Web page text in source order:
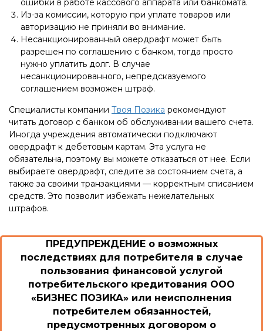
Из-за комиссии, которую при уплате товаров или
авторизацию не приняли во внимание.
Несанкционированный овердрафт может быть
разрешен по соглашению с банком, тогда просто
нужно уплатить долг. В случае
несанкционированного, непредсказуемого
соглашением возможен штраф.
Специалисты компании Твоя Позика рекомендуют
читать договор с банком об обслуживании вашего счета.
Иногда учреждения автоматически подключают
овердрафт к дебетовым картам. Эта услуга не
обязательна, поэтому вы можете отказаться от нее. Если
выбираете овердрафт, следите за состоянием счета, а
также за своими транзакциями — корректным списанием
средств. Это позволит избежать нежелательных
штрафов.
ПРЕДУПРЕЖДЕНИЕ о возможных
последствиях для потребителя в случае
пользования финансовой услугой
потребительского кредитования ООО
«БИЗНЕС ПОЗИКА» или неисполнения
потребителем обязанностей,
предусмотренных договором о